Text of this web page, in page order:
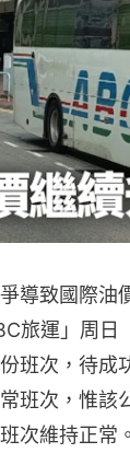
導致國際油
旅運」周日
班次，待成
班次，惟該
次維持正常